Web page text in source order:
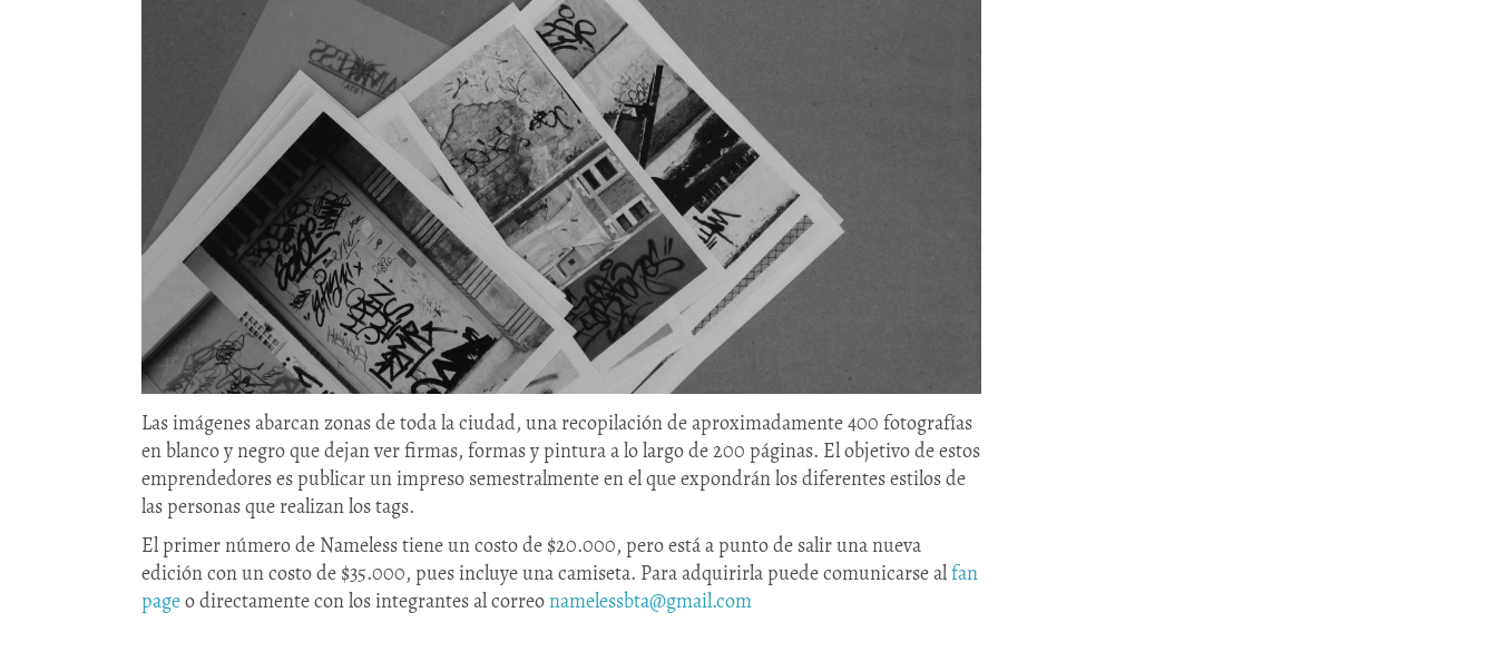
Las imágenes abarcan zonas de toda la ciudad, una recopilación de aproximadamente 400 fotografías
en blanco y negro que dejan ver firmas, formas y pintura a lo largo de 200 páginas. El objetivo de estos
emprendedores es publicar un impreso semestralmente en el que expondrán los diferentes estilos de
las personas que realizan los tags.
El primer número de Nameless tiene un costo de $20.000, pero está a punto de salir una nueva
edición con un costo de $35.000, pues incluye una camiseta. Para adquirirla puede comunicarse alfan
pageo directamente con los integrantes al correonamelessbta@gmail.com